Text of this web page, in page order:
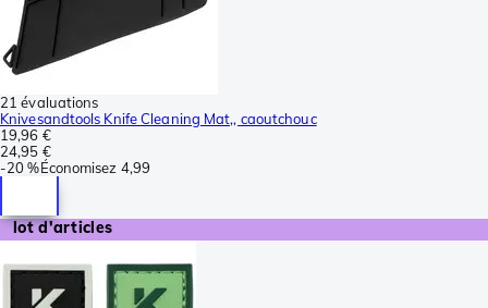
21 évaluations
Knivesandtools Knife Cleaning Mat,, caoutchouc
19,96 €
24,95 €
-20 %Économisez 4,99
lot d'articles